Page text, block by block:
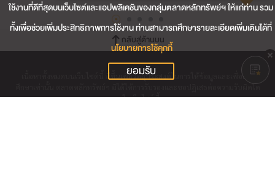
กลับสู่ด้านบน
เนื้อหาทั้งหมดบนเว็บไซต์นี้ มีขึ้นเพื่อวัตถุประสงค์ในการให้ข้อมูลและเพื่อการ
ศึกษาเท่านั้น ตลาดหลักทรัพย์ฯ มิได้ให้การรับรองและขอปฏิเสธต่อความรับผิดใด
ๆ ในเว็บไซต์นี้
ใช้งานที่ดีที่สุดบนเว็บไซต์และแอปพลิเคชันของกลุ่มตลาดหลักทรัพย์ฯ ให้แก่ท่าน รวม
ทั้งเพื่อช่วยเพิ่มประสิทธิภาพการใช้งาน ท่านสามารถศึกษารายละเอียดเพิ่มเติมได้ที่
นโยบายการใช้คุกกี้
ยอมรับ